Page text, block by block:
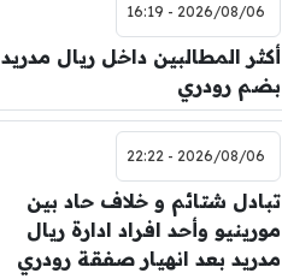
2026/08/06 - 16:19
أكثر المطالبين داخل ريال مدريد
بضم رودري
2026/08/06 - 22:22
تبادل شتائم و خلاف حاد بين
مورينيو وأحد افراد ادارة ريال
مدريد بعد انهيار صفقة رودري